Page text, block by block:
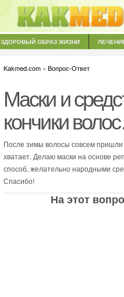
ЗДОРОВЫЙ ОБРАЗ ЖИЗНИ
Kakmed.com » Вопрос-Ответ
Маски и
кончики
После зимы волосы совсем
хватает. Делаю маски на основе
способ, желательно народными
Спасибо!
На этот